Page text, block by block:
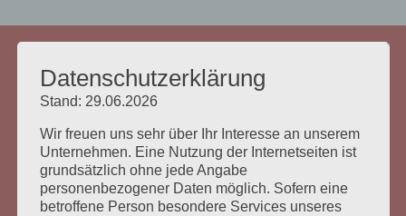
Anschrift
Heilpraktikerschule
Landsberg am Lech
Albert-Einstein-Strasse 7
86899 Landsberg
Datenschutzerklärung
Stand: 29.06.2026
Wir freuen uns sehr über Ihr Interesse an unserem
Unternehmen. Eine Nutzung der Internetseiten ist
grundsätzlich ohne jede Angabe
personenbezogener Daten möglich. Sofern eine
betroffene Person besondere Services unseres